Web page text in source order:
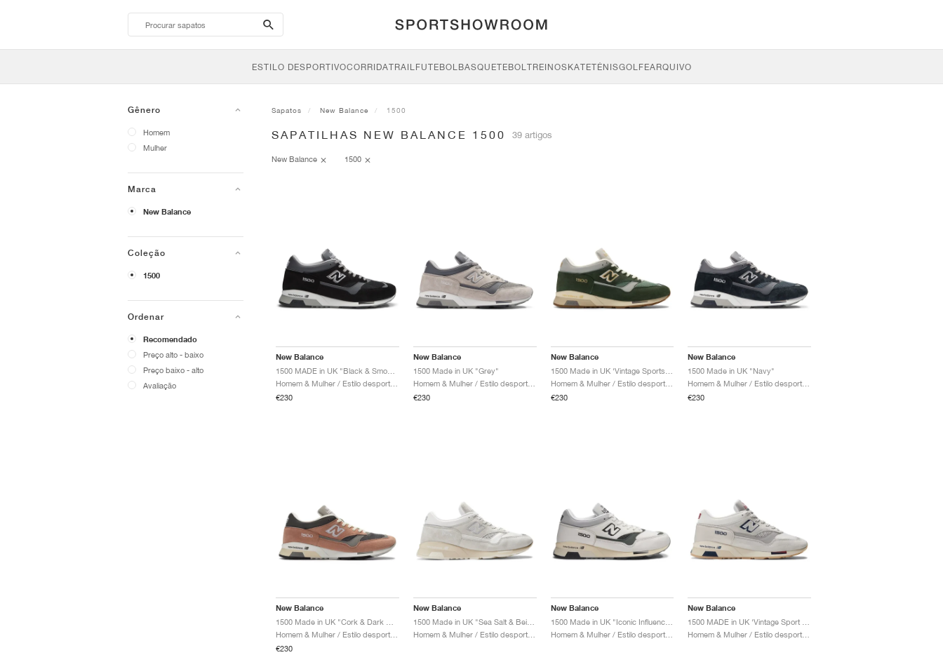
search-
btn
ESTILO DESPORTIVOCORRIDATRAILFUTEBOLBASQUETEBOLTREINOSKATETÉNISGOLFEARQUIVO
Gênero
Homem
Mulher
Marca
New Balance
Coleção
1500
Ordenar
Recomendado
Preço alto - baixo
Preço baixo - alto
Avaliação
Sapatos New Balance 1500
SAPATILHAS NEW BALANCE 1500 39 artigos
New Balance 1500
New Balance
€230
New Balance
1500 Made in UK "Grey"
Homem & Mulher / Estilo desportivo / Sapatos
€230
New Balance
Homem & Mulher / Estilo desportivo / Sapatos
€230
New Balance
1500 Made in UK "Navy"
€230
New Balance
€230
New Balance
1500 Made in UK "Sea Salt & Beige"
Homem & Mulher / Estilo desportivo / Sapatos
New Balance
1500 Made in UK "Iconic Influences"
Homem & Mulher / Estilo desportivo / Sapatos
New Balance